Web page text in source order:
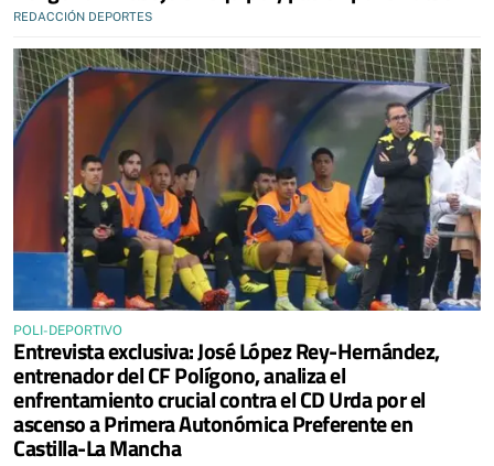
REDACCIÓN DEPORTES
POLI-DEPORTIVO
Entrevista exclusiva: José López Rey-Hernández,
entrenador del CF Polígono, analiza el
enfrentamiento crucial contra el CD Urda por el
ascenso a Primera Autonómica Preferente en
Castilla-La Mancha